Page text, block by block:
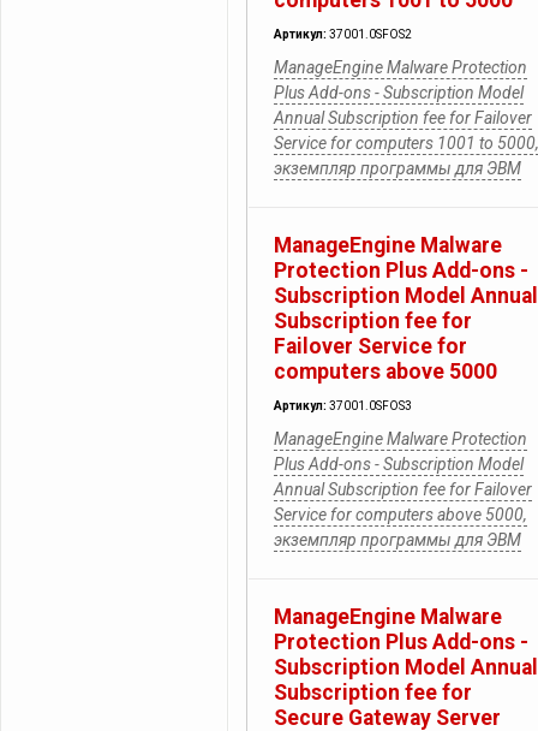
Артикул: 37001.0SFOS2
ManageEngine Malware Protection
Plus Add-ons - Subscription Model
Annual Subscription fee for Failover
Service for computers 1001 to 5000,
экземпляр программы для ЭВМ
ManageEngine Malware
Protection Plus Add-ons -
Subscription Model Annual
Subscription fee for
Failover Service for
computers above 5000
Артикул: 37001.0SFOS3
ManageEngine Malware Protection
Plus Add-ons - Subscription Model
Annual Subscription fee for Failover
Service for computers above 5000,
экземпляр программы для ЭВМ
ManageEngine Malware
Protection Plus Add-ons -
Subscription Model Annual
Subscription fee for
Secure Gateway Server